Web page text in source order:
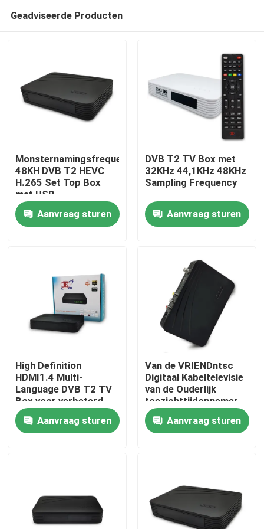
Thuis
Producten
Over ons
Fabrieksreis
Kwaliteitscontrole
Contacteer ons
De Vastgestelde Hoogste Doos van DVBC
Geadviseerde Producten
Monsternamingsfrequentie
48KH DVB T2 HEVC
H.265 Set Top Box
met USB-
connectiviteit
Aanvraag sturen
DVB T2 TV Box met
32KHz 44,1KHz 48KHz
Sampling Frequency
Aanvraag sturen
High Definition
HDMI1.4 Multi-
Language DVB T2 TV
Box voor verbeterd
bekijken
Aanvraag sturen
Van de VRIENDntsc
Digitaal Kabeltelevisie
van de Ouderlijk
toezichttijdopnemer
van de Doosdvb
Vastgesteld Hoogste
T2 Dvbc
Aanvraag sturen